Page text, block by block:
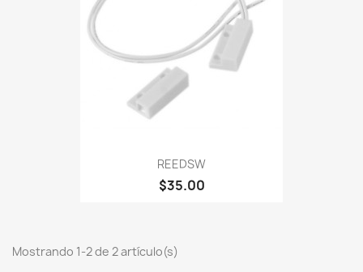
REEDSW
$35.00
Mostrando 1-2 de 2 artículo(s)